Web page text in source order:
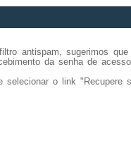
antispam, sugerimos
da senha de
o link "Recupere